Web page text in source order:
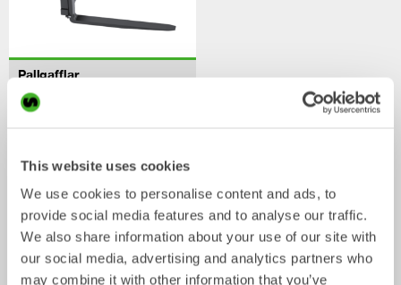
This website uses cookies
We use cookies to personalise content and ads, to
provide social media features and to analyse our traffic.
We also share information about your use of our site with
our social media, advertising and analytics partners who
may combine it with other information that you’ve
Pallgafflar
Mekaniska redskap